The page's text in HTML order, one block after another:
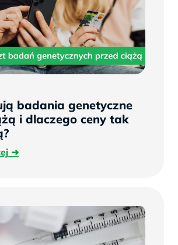
badania genetyczne
i dlaczego ceny tak
Czytaj